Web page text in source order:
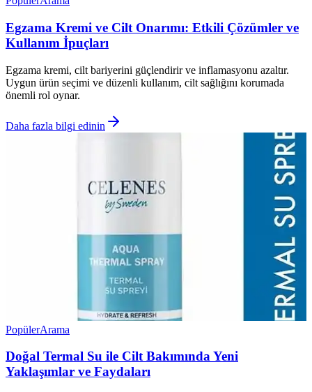
Egzama Kremi ve Cilt Onarımı: Etkili Çözümler ve
Kullanım İpuçları
Egzama kremi, cilt bariyerini güçlendirir ve inflamasyonu azaltır.
Uygun ürün seçimi ve düzenli kullanım, cilt sağlığını korumada
önemli rol oynar.
Daha fazla bilgi edinin
PopülerArama
Doğal Termal Su ile Cilt Bakımında Yeni
Yaklaşımlar ve Faydaları